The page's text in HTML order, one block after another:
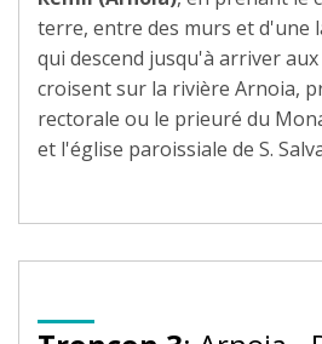
terre, entre des murs et d'une
qui descend jusqu'à arriver aux
croisent sur la rivière Arnoia,
rectorale ou le prieuré du
et l'église paroissiale de S.